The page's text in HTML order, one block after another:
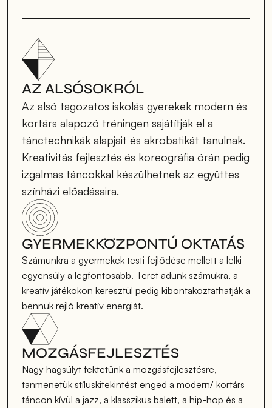
AZ ALSÓSOKRÓL
Az alsó tagozatos iskolás gyerekek modern és
kortárs alapozó tréningen sajátítják el a
tánctechnikák alapjait és akrobatikát tanulnak.
Kreativitás fejlesztés és koreográfia órán pedig
izgalmas táncokkal készülhetnek az együttes
színházi előadásaira.
GYERMEKKÖZPONTÚ OKTATÁS
Számunkra a gyermekek testi fejlődése mellett a lelki
egyensúly a legfontosabb. Teret adunk számukra, a
kreatív játékokon keresztül pedig kibontakoztathatják a
bennük rejlő kreatív energiát.
MOZGÁSFEJLESZTÉS
Nagy hagsúlyt fektetünk a mozgásfejlesztésre,
tanmenetük stíluskitekintést enged a modern/ kortárs
táncon kívül a jazz, a klasszikus balett, a hip-hop és a